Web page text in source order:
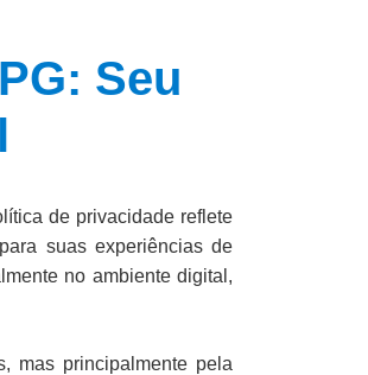
Seu
de privacidade reflete
suas experiências de
no ambiente digital,
mas principalmente pela